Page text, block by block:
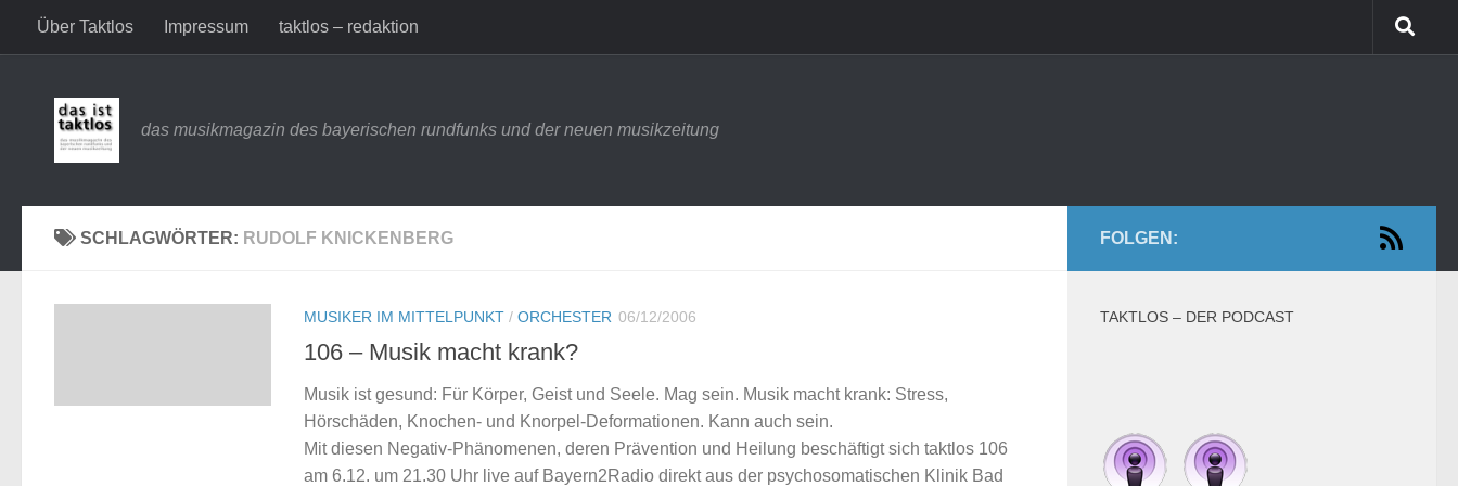
Zum Inhalt springen
Über Taktlos Impressum taktlos – redaktion
das musikmagazin des bayerischen rundfunks und der neuen musikzeitung
SCHLAGWÖRTER: RUDOLF KNICKENBERG
MUSIKER IM MITTELPUNKT / ORCHESTER 06/12/2006
106 – Musik macht krank?
Musik ist gesund: Für Körper, Geist und Seele. Mag sein. Musik macht krank: Stress,
Hörschäden, Knochen- und Knorpel-Deformationen. Kann auch sein.
Mit diesen Negativ-Phänomenen, deren Prävention und Heilung beschäftigt sich taktlos 106
am 6.12. um 21.30 Uhr live auf Bayern2Radio direkt aus der psychosomatischen Klinik Bad
FOLGEN:
TAKTLOS – DER PODCAST